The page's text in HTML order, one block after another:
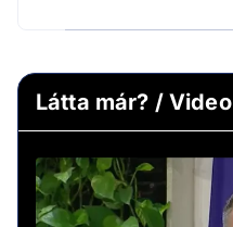
Látta már? /